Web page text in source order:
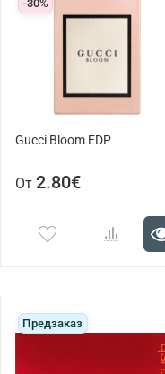
-30%
Gucci Bloom EDP
От 2.80€
Предзаказ